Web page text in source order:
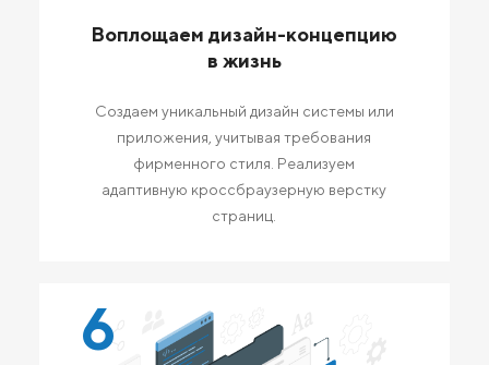
Воплощаем дизайн-концепцию
в жизнь
Создаем уникальный дизайн системы или
приложения, учитывая требования
фирменного стиля. Реализуем
адаптивную кроссбраузерную верстку
страниц.
6